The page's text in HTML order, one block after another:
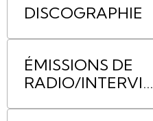
DISCOGRAPHIE
ÉMISSIONS DE
RADIO/INTERVIE